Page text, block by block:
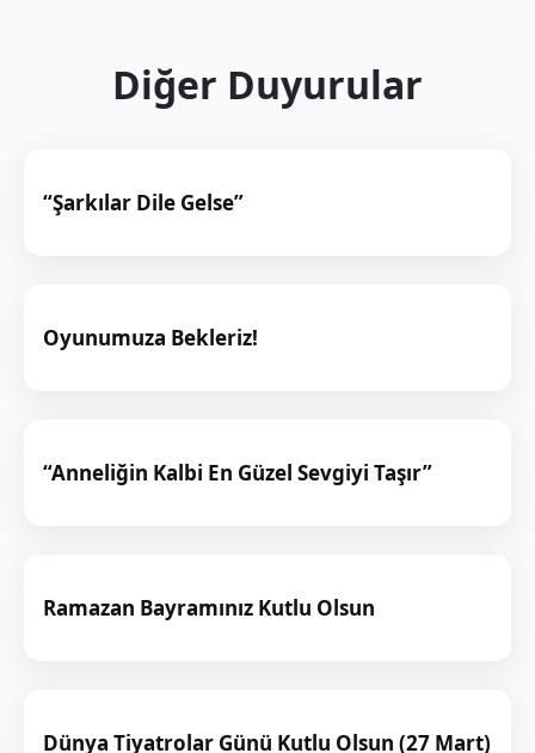
Diğer Duyurular
“Şarkılar Dile Gelse”
Oyunumuza Bekleriz!
“Anneliğin Kalbi En Güzel Sevgiyi Taşır”
Ramazan Bayramınız Kutlu Olsun
Dünya Tiyatrolar Günü Kutlu Olsun (27 Mart)